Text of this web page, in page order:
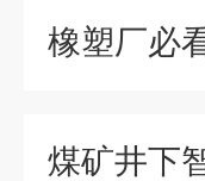
煤矿井下